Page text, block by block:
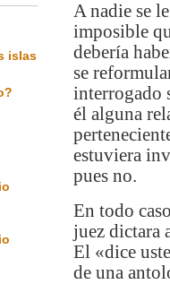
A nadie se
imposible
debería
se
interrogado
él alguna
estuviera
pues no.
En todo
juez dictara
El «dice
de una
islas